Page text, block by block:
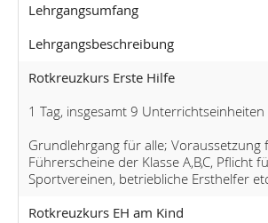
Lehrgangsumfang
Lehrgangsbeschreibung
Rotkreuzkurs Erste Hilfe
1 Tag, insgesamt 9 Unterrichtseinheiten
Grundlehrgang für alle; Voraussetzung
Führerscheine der Klasse A,B,C, Pflicht
Sportvereinen, betriebliche Ersthelfer
Rotkreuzkurs EH am Kind